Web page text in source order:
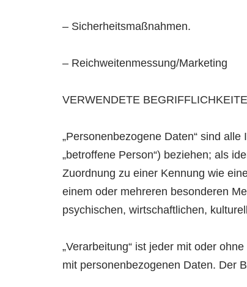
– Sicherheitsmaßnahmen.
– Reichweitenmessung/Marketing
VERWENDETE
„Personenbezogene Daten“ sind
„betroffene Person“) beziehen; als
Zuordnung zu einer Kennung wie
einem oder mehreren besonderen
psychischen, wirtschaftlichen,
„Verarbeitung“ ist jeder mit oder
mit personenbezogenen Daten. Der